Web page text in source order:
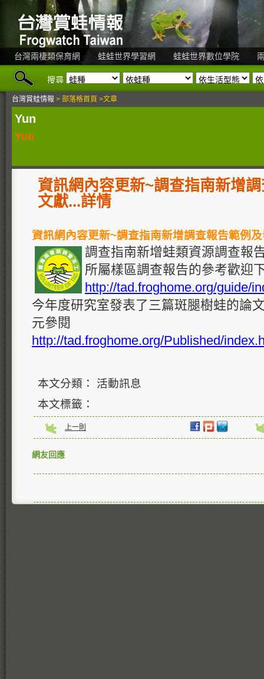
台灣兩棲類保育網 蛙蛙世界學習網 蛙蛙世界數位學院
搜尋
台灣賞蛙情報 > 部落格首頁 >文章
Yun
Yun
資訊網內容更新~調查指南新增
文獻...詳情
資訊網內容更新~調查指南新增調查報告範例
調查指南新增蛙類資源調查報
所屬樣區調查報告的參考歡迎
http://tad.froghome.org/guide/
今年度研究室發表了三篇斑腿樹蛙的論
元參閱
http://tad.froghome.org/Published/
本文分類： 活動訊息
本文標籤：
上一則
網友回應